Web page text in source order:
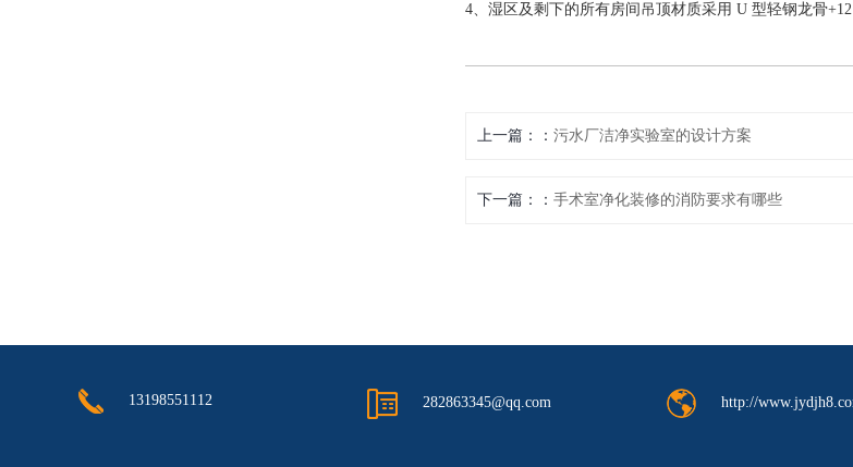
4、湿区及剩下的所有房间吊顶材质采用 U 型轻钢龙骨
上一篇： 污水厂洁净实验室的设计方案
下一篇： 手术室净化装修的消防要求有哪些
13198551112 282863345@qq.com http://